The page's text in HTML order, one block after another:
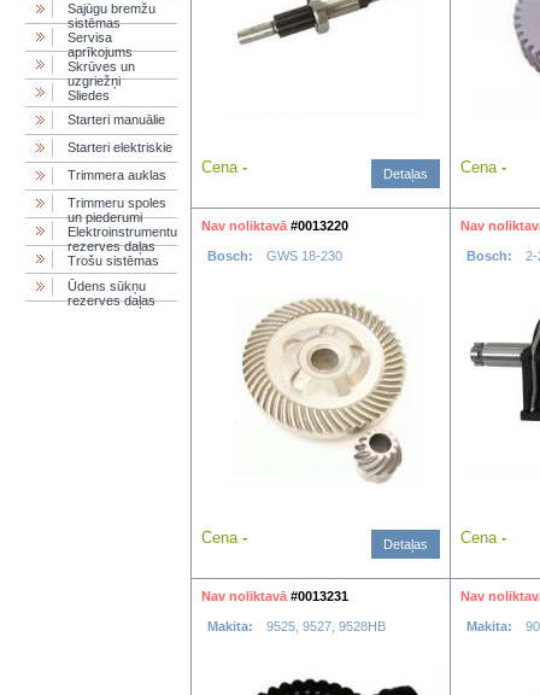
Sajūgu bremžu
sistēmas
Servisa
aprīkojums
Skrūves un
uzgriežņi
Sliedes
Starteri manuālie
Starteri elektriskie
Trimmera auklas
Trimmeru spoles
un piederumi
Elektroinstrumentu
rezerves daļas
Trošu sistēmas
Ūdens sūkņu
rezerves daļas
Cena - Detaļas Cena -
Nav noliktavā #0013220
Bosch: GWS 18-230
Cena - Detaļas
Nav
Bosch: 2-
Cena -
Nav noliktavā #0013231
Makita: 9525, 9527, 9528HB
Nav
Makita: